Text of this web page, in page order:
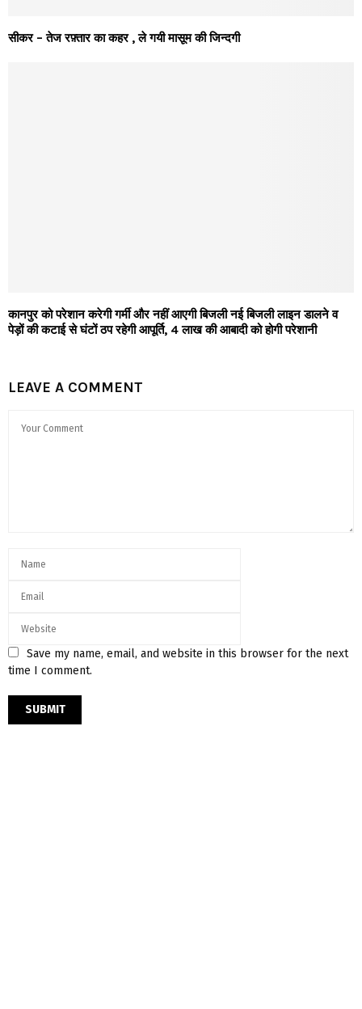
सीकर – तेज रफ़्तार का कहर , ले गयी मासूम की जिन्दगी
कानपुर को परेशान करेगी गर्मी और नहीं आएगी बिजली नई बिजली लाइन डालने व
पेड़ों की कटाई से घंटों ठप रहेगी आपूर्ति, 4 लाख की आबादी को होगी परेशानी
LEAVE A COMMENT
Save my name, email, and website in this browser for the next
time I comment.